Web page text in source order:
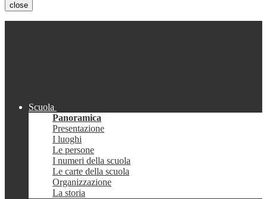
close
Scuola
Panoramica
Presentazione
I luoghi
Le persone
I numeri della scuola
Le carte della scuola
Organizzazione
La storia